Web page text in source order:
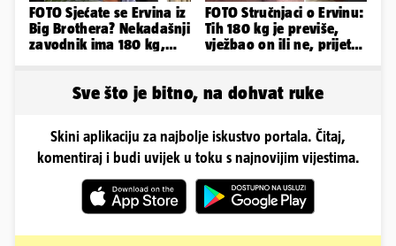
FOTO Sjećate se Ervina iz
Big Brothera? Nekadašnji
zavodnik ima 180 kg,
FOTO Stručnjaci o Ervinu:
Tih 180 kg je previše,
vježbao on ili ne, prijete
Sve što je bitno, na dohvat ruke
Skini aplikaciju za najbolje iskustvo portala. Čitaj,
komentiraj i budi uvijek u toku s najnovijim vijestima.